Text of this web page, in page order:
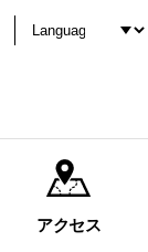
アクセス